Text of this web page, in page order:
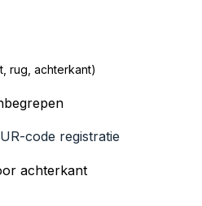
rug, achterkant)
code registratie
achterkant